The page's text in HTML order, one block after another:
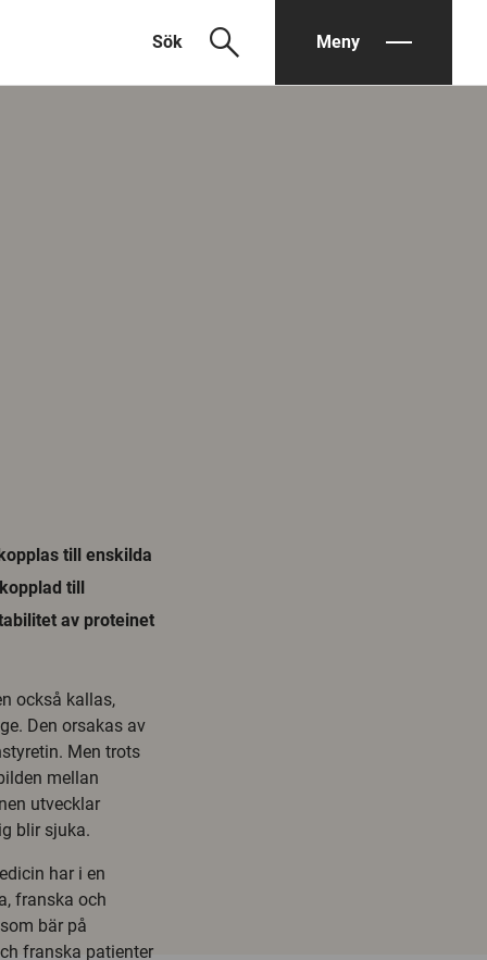
Sök search Meny
till enskilda
till
av proteinet
också kallas,
Den orsakas av
Men trots
mellan
utvecklar
blir sjuka.
har i en
franska och
bär på
franska patienter